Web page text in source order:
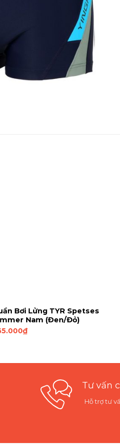
Bơi Lửng TYR Spetses
Nam (Đen/Đỏ)
₫
Tư vấn
Hỗ trợ tư